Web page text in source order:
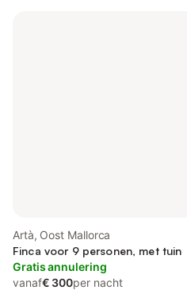
Artà, Oost Mallorca
Finca voor 9 personen, met tuin
Gratis annulering
vanaf€ 300per nacht